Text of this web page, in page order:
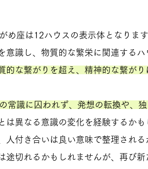
め座は12ハウスの表示体となりま
意識し、物質的な繁栄に関連する
的な繋がりを超え、精神的な繋がり
常識に囚われず、発想の転換や、
は異なる意識の変化を経験するか
人付き合いは良い意味で整理され
途切れるかもしれませんが、再び